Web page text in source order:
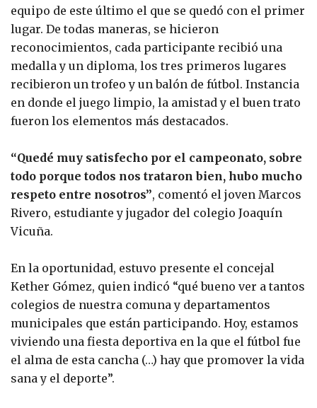
equipo de este último el que se quedó con el primer
lugar. De todas maneras, se hicieron
reconocimientos, cada participante recibió una
medalla y un diploma, los tres primeros lugares
recibieron un trofeo y un balón de fútbol. Instancia
en donde el juego limpio, la amistad y el buen trato
fueron los elementos más destacados.
“Quedé muy satisfecho por el campeonato, sobre
todo porque todos nos trataron bien, hubo mucho
respeto entre nosotros”, comentó el joven Marcos
Rivero, estudiante y jugador del colegio Joaquín
Vicuña.
En la oportunidad, estuvo presente el concejal
Kether Gómez, quien indicó “qué bueno ver a tantos
colegios de nuestra comuna y departamentos
municipales que están participando. Hoy, estamos
viviendo una fiesta deportiva en la que el fútbol fue
el alma de esta cancha (…) hay que promover la vida
sana y el deporte”.